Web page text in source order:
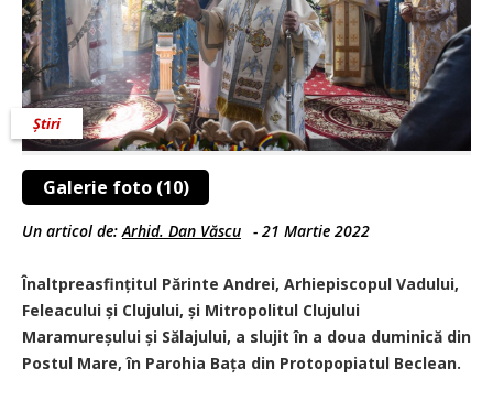
Galerie foto (10)
Știri
Un articol de:Arhid. Dan Văscu - 21 Martie 2022
Înaltpreasfințitul Părinte Andrei, Arhiepiscopul Vadului,
Feleacului și Clujului, și Mitropolitul Clujului
Maramureșului și Sălajului, a slujit în a doua duminică din
Postul Mare, în Parohia Bața din Protopopiatul Beclean.